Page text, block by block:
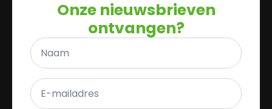
Onze nieuwsbrieven
ontvangen?
Naam
E-
mailadres
*